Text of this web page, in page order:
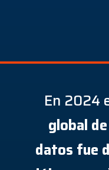
En 2024
global
datos fue